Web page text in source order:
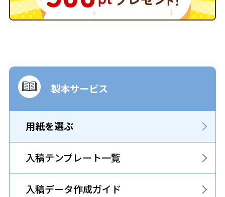
製本サービス
用紙を選ぶ
入稿テンプレート一覧
入稿データ作成ガイド